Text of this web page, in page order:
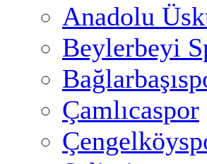
Anadolu
Beylerbeyi
Çamlıcaspor